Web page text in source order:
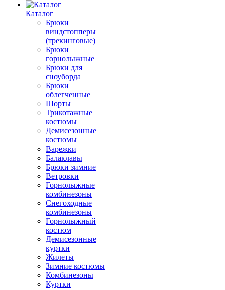
Каталог
Брюки
виндстопперы
(трекинговые)
Брюки
горнолыжные
Брюки для
сноуборда
Брюки
облегченные
Шорты
Трикотажные
костюмы
Демисезонные
костюмы
Варежки
Балаклавы
Брюки зимние
Ветровки
Горнолыжные
комбинезоны
Снегоходные
комбинезоны
Горнолыжный
костюм
Демисезонные
куртки
Жилеты
Зимние костюмы
Комбинезоны
Куртки